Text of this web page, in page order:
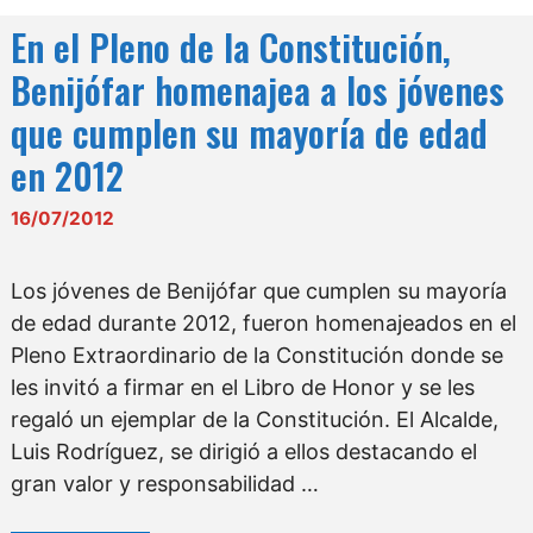
En el Pleno de la Constitución,
Benijófar homenajea a los jóvenes
que cumplen su mayoría de edad
en 2012
16/07/2012
Los jóvenes de Benijófar que cumplen su mayoría
de edad durante 2012, fueron homenajeados en el
Pleno Extraordinario de la Constitución donde se
les invitó a firmar en el Libro de Honor y se les
regaló un ejemplar de la Constitución. El Alcalde,
Luis Rodríguez, se dirigió a ellos destacando el
gran valor y responsabilidad …